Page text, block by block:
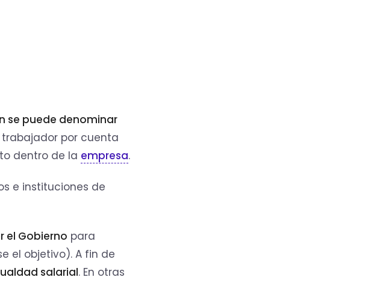
se puede denominar
por cuenta
dentro de la empresa.
e instituciones de
el Gobierno para
el objetivo). A fin de
salarial. En otras